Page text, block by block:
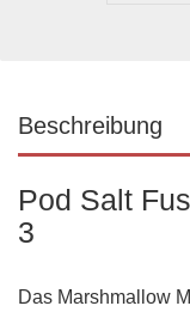
Beschreibung
Pod Salt
3
Das Marshmallow